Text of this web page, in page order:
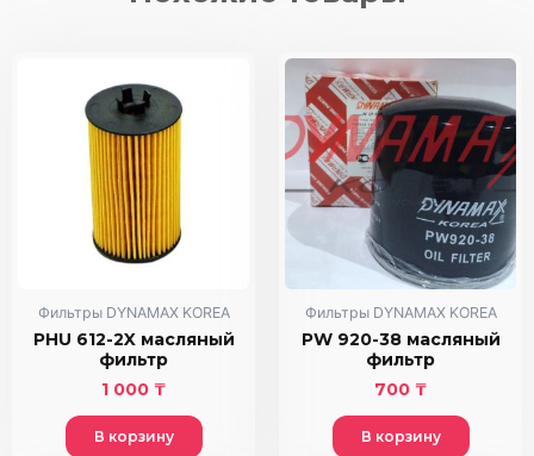
Фильтры DYNAMAX KOREA
PHU 612-2X масляный
фильтр
1 000 ₸
В корзину
Фильтры DYNAMAX KOREA
PW 920-38 масляный
фильтр
700 ₸
В корзину